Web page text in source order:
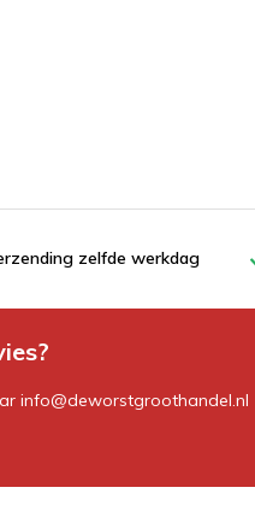
zelfde werkdag
info@deworstgroothandel.nl